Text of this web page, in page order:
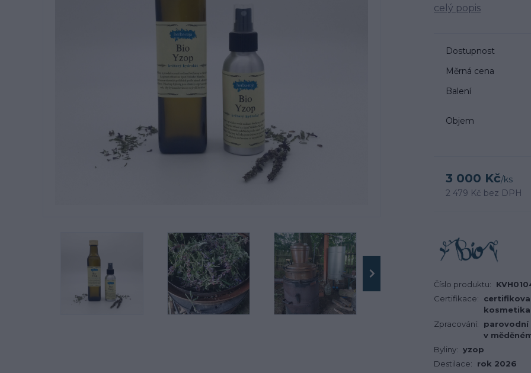
celý popis
Dostupnost
Měrná cena
Balení
Objem
3 000 Kč/ks
2 479 Kč bez DPH
Číslo produktu:
Certifikace:
kosmetika
Zpracování:
parovodní
v
Byliny: yzop
Destilace:
rok 2026